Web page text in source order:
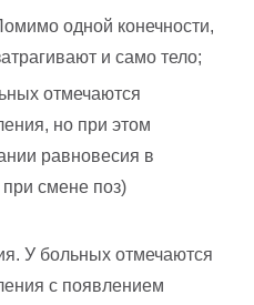
одной конечности,
и само тело;
отмечаются
но при этом
равновесия в
при смене поз)
У больных отмечаются
с появлением